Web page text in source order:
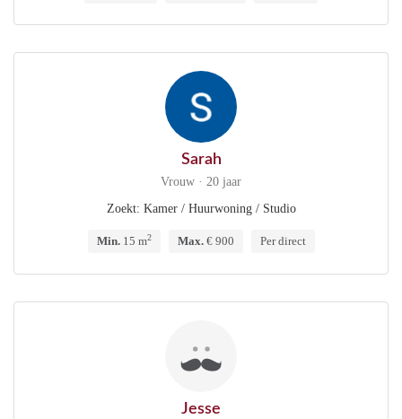
Sarah
Vrouw · 20 jaar
Zoekt: Kamer / Huurwoning / Studio
Min.15 m2 Max.€ 900 Per direct
Jesse